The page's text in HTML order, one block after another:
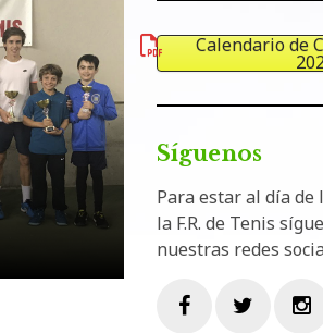
Calendario de
Síguenos
Para estar al día de
la F.R. de Tenis
nuestras redes